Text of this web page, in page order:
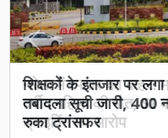
शिक्षकों के इंतजार पर
तबादला सूची जारी, 400
रुका ट्रांसफर
Previous